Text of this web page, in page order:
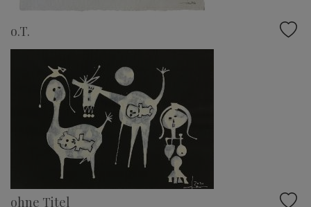
o.T.
ohne Titel